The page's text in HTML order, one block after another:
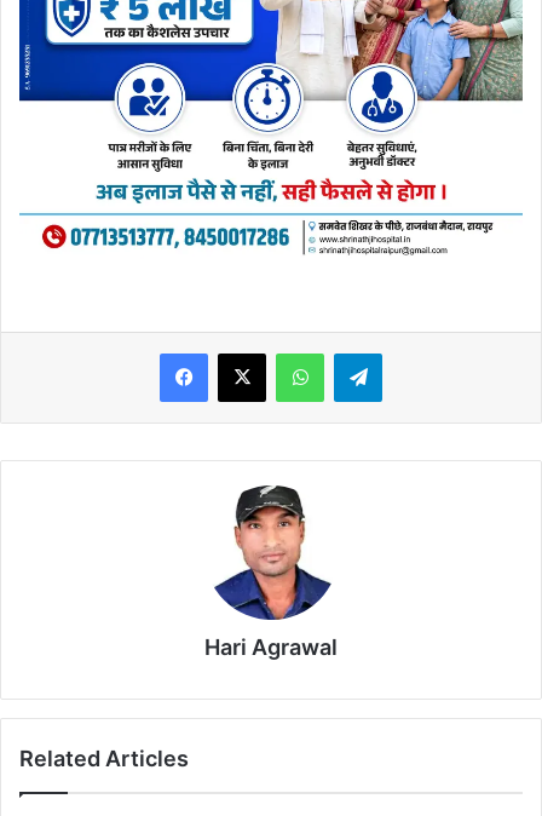
WhatsAppTelegram
Hari Agrawal
Related Articles